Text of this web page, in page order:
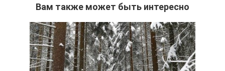
Вам также может быть интересно